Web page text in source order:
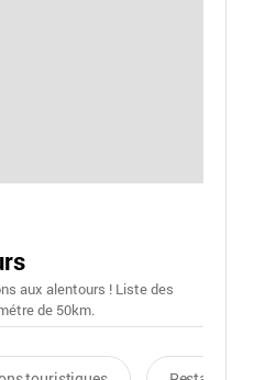
aux alentours ! Liste des
de 50km.